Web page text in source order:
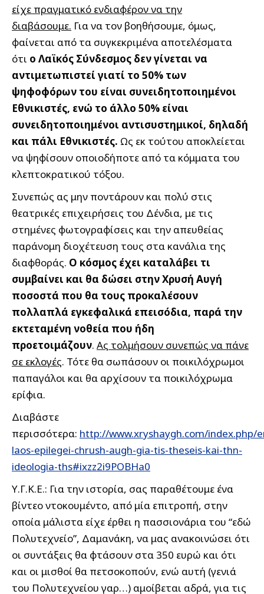
είχε πραγματικό ενδιαφέρον να την
διαβάσουμε. Για να τον βοηθήσουμε, όμως,
φαίνεται από τα συγκεκριμένα αποτελέσματα
ότι ο Λαϊκός Σύνδεσμος δεν γίνεται να
αντιμετωπιστεί γιατί το 50% των
ψηφοφόρων του είναι συνειδητοποιημένοι
Εθνικιστές, ενώ το άλλο 50% είναι
συνειδητοποιημένοι αντισυστημικοί, δηλαδή
και πάλι Εθνικιστές. Ως εκ τούτου αποκλείεται
να ψηφίσουν οποιοδήποτε από τα κόμματα του
κλεπτοκρατικού τόξου.
Συνεπώς ας μην ποντάρουν και πολύ στις
θεατρικές επιχειρήσεις του Δένδια, με τις
στημένες φωτογραφίσεις και την απευθείας
παράνομη διοχέτευση τους στα κανάλια της
διαφθοράς. Ο κόσμος έχει καταλάβει τι
συμβαίνει και θα δώσει στην Χρυσή Αυγή
ποσοστά που θα τους προκαλέσουν
πολλαπλά εγκεφαλικά επεισόδια, παρά την
εκτεταμένη νοθεία που ήδη
προετοιμάζουν. Ας τολμήσουν συνεπώς να πάνε
σε εκλογές. Τότε θα σωπάσουν οι ποικιλόχρωμοι
παπαγάλοι και θα αρχίσουν τα ποικιλόχρωμα
ερίφια.
Διαβάστε
περισσότερα: http://www.xryshaygh.com/index.php/
laos-epilegei-chrush-augh-gia-tis-theseis-kai-thn-
ideologia-ths#ixzz2i9POBHa0
Υ.Γ.Κ.Ε.: Για την ιστορία, σας παραθέτουμε ένα
βίντεο ντοκουμέντο, από μία επιτροπή, στην
οποία μάλιστα είχε έρθει η πασσιονάρια του “εδώ
Πολυτεχνείο”, Δαμανάκη, να μας ανακοινώσει ότι
οι συντάξεις θα φτάσουν στα 350 ευρώ και ότι
και οι μισθοί θα πετσοκοπούν, ενώ αυτή (γενιά
του Πολυτεχνείου γαρ…) αμοίβεται αδρά, για τις